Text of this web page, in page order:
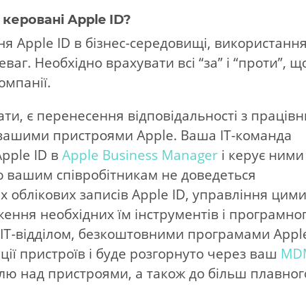
Apple ID?
Apple ID в бізнес-середовищі, використання
Необхідно врахувати всі “за” і “проти”,
є перенесення відповідальності з
вашими пристроями Apple. Ваша ІТ-команда
ID вApple Business Manager і керує ними
співробітникам не доведеться
облікових записів Apple ID, управління цими
необхідних їм інструментів і
відділом, безкоштовними програмами
пристроїв і буде розгорнуто через ваш
над пристроями, а також до більш